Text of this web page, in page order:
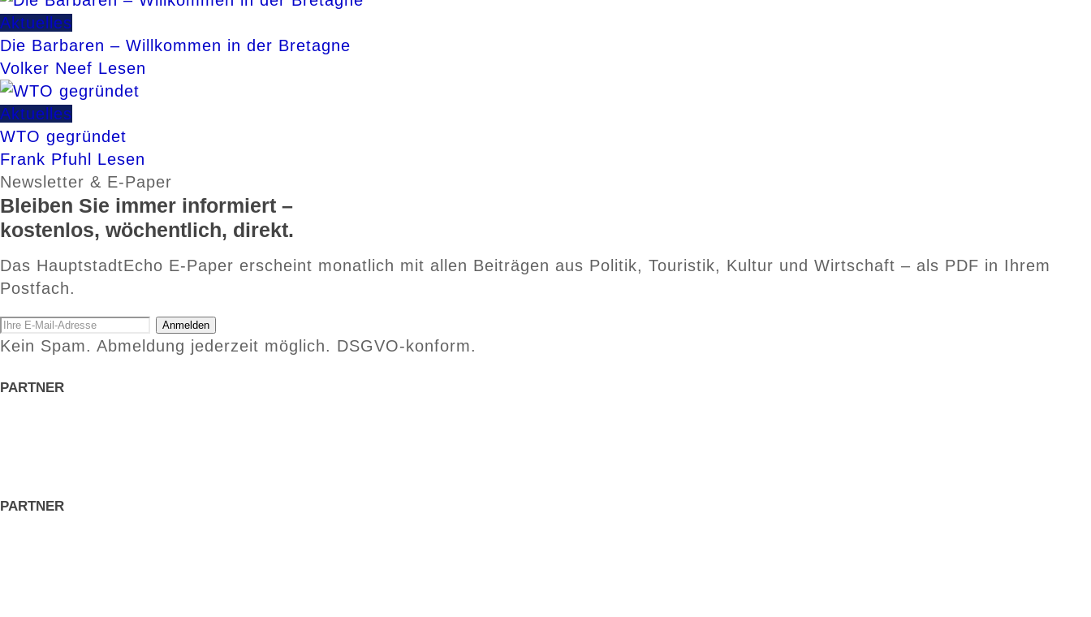
Aktuelles
Die Barbaren – Willkommen in der Bretagne
Volker Neef Lesen
Aktuelles
WTO gegründet
Frank Pfuhl
Lesen
Newsletter & E-Paper
Bleiben Sie immer informiert –
kostenlos, wöchentlich, direkt.
Das HauptstadtEcho E-Paper erscheint monatlich mit allen Beiträgen aus Politik, Touristik, Kultur und Wirtschaft – als PDF in Ihrem
Postfach.
Anmelden
Kein Spam. Abmeldung jederzeit möglich. DSGVO-konform.
PARTNER
PARTNER